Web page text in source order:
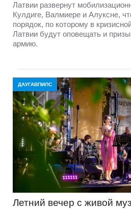
Латвии развернут
Кулдиге, Валмиере и Алуксне,
порядок, по которому в
Латвии будут оповещать и
армию.
ДАУГАВПИЛС
Летний вечер с живой